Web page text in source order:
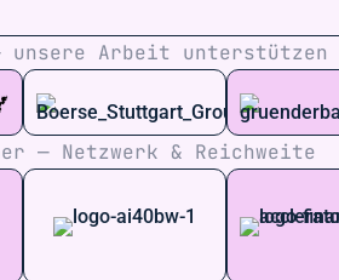
unsere Arbeit unterstützen
— Netzwerk & Reichweite